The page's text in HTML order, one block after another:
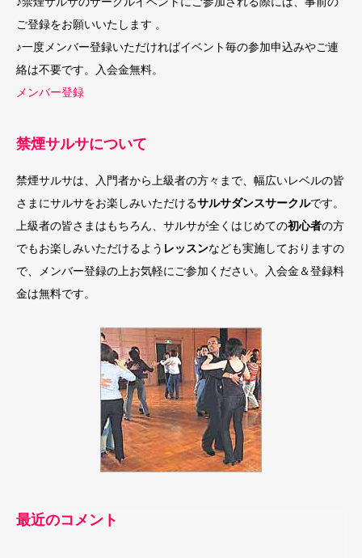
ご登録をお願いいたします 。
♪一度メンバー登録いただければイベント毎の参加申込みやご連
絡は不要です。入会金無料。
メンバー登録
禁煙サルサについて
禁煙サルサは、入門者から上級者の方々まで、幅広いレベルの皆
さまにサルサをお楽しみいただけるサルサダンスサークルです。
上級者の皆さまはもちろん、サルサが全くはじめての初心者の方
でもお楽しみいただけるよう レッスンなども実施しておりますの
で、メンバー登録の上お気軽にご参加ください。入会金＆登録料
金は無料です。
最近のコメント